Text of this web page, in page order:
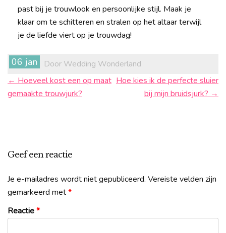
past bij je trouwlook en persoonlijke stijl. Maak je
klaar om te schitteren en stralen op het altaar terwijl
je de liefde viert op je trouwdag!
06 jan Door Wedding Wonderland
Berichtnavigatie
← Hoeveel kost een op maat
gemaakte trouwjurk?
Hoe kies ik de perfecte sluier
bij mijn bruidsjurk? →
Geef een reactie
Je e-mailadres wordt niet gepubliceerd. Vereiste velden zijn
gemarkeerd met*
Reactie*